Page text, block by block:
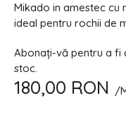
Mikado in amestec cu
ideal pentru rochii de
Abonați-vă pentru a fi
stoc.
180,00 RON /